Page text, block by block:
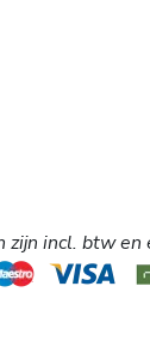
zijn incl. btw en